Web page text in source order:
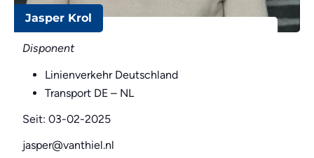
Jasper Krol
Disponent
Linienverkehr Deutschland
Transport DE – NL
Seit: 03-02-2025
jasper@vanthiel.nl